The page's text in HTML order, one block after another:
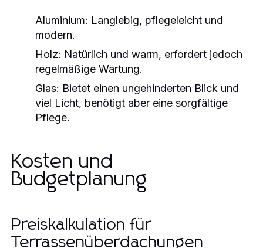
Aluminium: Langlebig, pflegeleicht und
modern.
Holz: Natürlich und warm, erfordert jedoch
regelmäßige Wartung.
Glas: Bietet einen ungehinderten Blick und
viel Licht, benötigt aber eine sorgfältige
Pflege.
Kosten und
Budgetplanung
Preiskalkulation für
Terrassenüberdachungen